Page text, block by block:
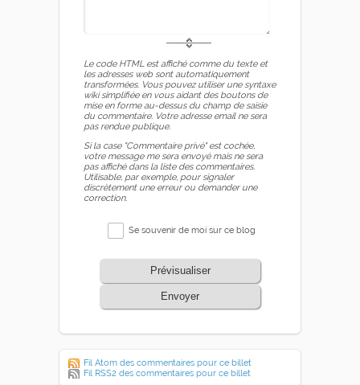
Le code HTML est affiché comme du texte et
les adresses web sont automatiquement
transformées. Vous pouvez utiliser une syntaxe
wiki simplifiée en vous aidant des boutons de
mise en forme au-dessus du champ de saisie
du commentaire. Votre adresse email ne sera
pas rendue publique.
Si la case "Commentaire privé" est cochée,
votre message me sera envoyé mais ne sera
pas affiché dans la liste des commentaires.
Utilisable, par exemple, pour signaler
discrètement une erreur ou demander une
correction.
Se souvenir de moi sur ce blog
Prévisualiser
Envoyer
Fil Atom des commentaires pour ce billet
Fil RSS2 des commentaires pour ce billet